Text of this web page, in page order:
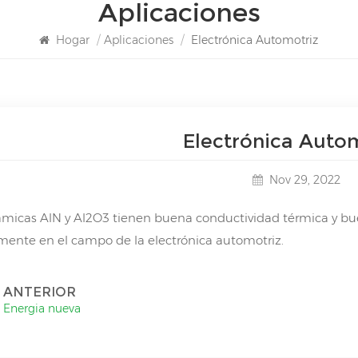
Aplicaciones
Hogar / Aplicaciones / Electrónica Automotriz
Electrónica
Nov 29, 2022
AlN y Al2O3 tienen buena conductividad térmica y
en el campo de la electrónica automotriz.
ANTERIOR
Energia nueva